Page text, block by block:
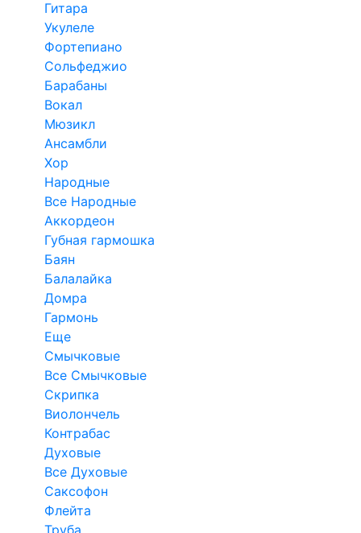
Гитара
Укулеле
Фортепиано
Сольфеджио
Барабаны
Вокал
Мюзикл
Ансамбли
Хор
Народные
Все Народные
Аккордеон
Губная гармошка
Баян
Балалайка
Домра
Гармонь
Еще
Смычковые
Все Смычковые
Скрипка
Виолончель
Контрабас
Духовые
Все Духовые
Саксофон
Флейта
Труба